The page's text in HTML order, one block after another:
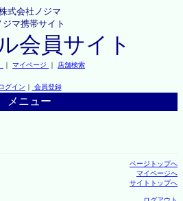
式会社ノジマ
ジマ携帯サイト
会員サイト
｜ マイページ ｜ 店舗検索
グイン ｜ 会員登録
メニュー
ページトップへ
マイページへ
サイトトップへ